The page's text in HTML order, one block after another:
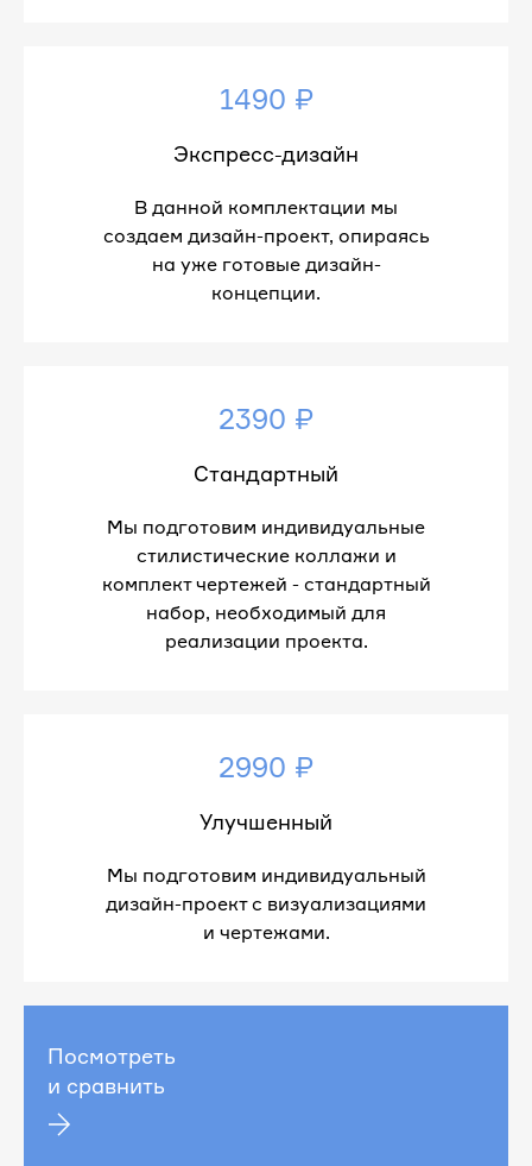
1490 ₽
Экспресс-дизайн
В данной комплектации мы
создаем дизайн-проект, опираясь
на уже готовые дизайн-
концепции.
2390 ₽
Стандартный
Мы подготовим индивидуальные
стилистические коллажи и
комплект чертежей - стандартный
набор, необходимый для
реализации проекта.
2990 ₽
Улучшенный
Мы подготовим индивидуальный
дизайн-проект с визуализациями
и чертежами.
Посмотреть
и сравнить